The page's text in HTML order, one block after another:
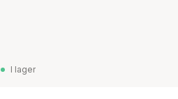
I lager